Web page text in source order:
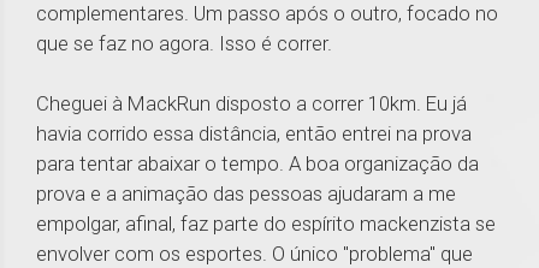
complementares. Um passo após o outro, focado no
que se faz no agora. Isso é correr.
Cheguei à MackRun disposto a correr 10km. Eu já
havia corrido essa distância, então entrei na prova
para tentar abaixar o tempo. A boa organização da
prova e a animação das pessoas ajudaram a me
empolgar, afinal, faz parte do espírito mackenzista se
envolver com os esportes. O único "problema" que